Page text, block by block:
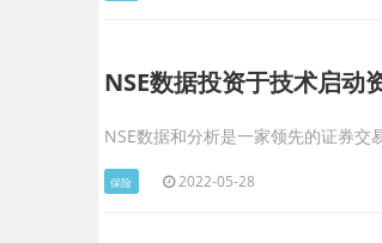
NSE数据投资于技术启动
NSE数据和分析是一家领先的证券
保险 2022-05-28